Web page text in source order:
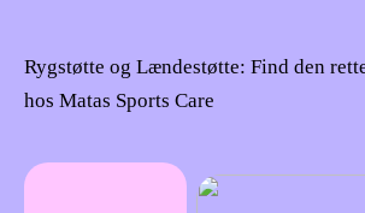
Rygstøtte og Lændestøtte: Find den
hos Matas Sports Care